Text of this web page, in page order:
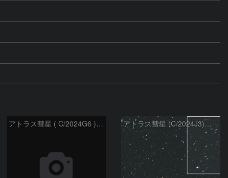
アトラス彗星 ( C/2024G6 )：2026/07/09 アトラス彗星 (C/2024J3)：2026/07/09